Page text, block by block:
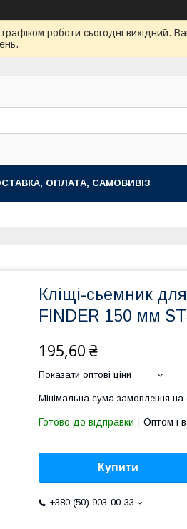
роботи сьогодні
ОПЛАТА, САМОВИВІЗ
Кліщі-сьемник для
FINDER 150 мм
195,60 ₴
Показати оптові ціни
Мінімальна сума замовлення на
Готово до відправки Оптом і
Купити
+380 (50) 903-00-33